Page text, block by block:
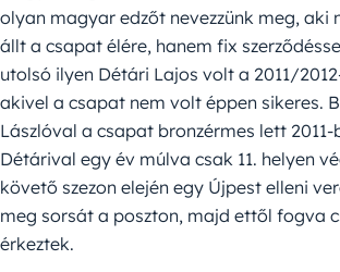
olyan magyar edzőt nevezzünk meg, aki
állt a csapat élére, hanem fix
utolsó ilyen Détári Lajos volt a 2011/
akivel a csapat nem volt éppen sikeres.
Lászlóval a csapat bronzérmes lett
Détárival egy év múlva csak 11. helyen
követő szezon elején egy Újpest elleni
meg sorsát a poszton, majd ettől fogva
érkeztek.